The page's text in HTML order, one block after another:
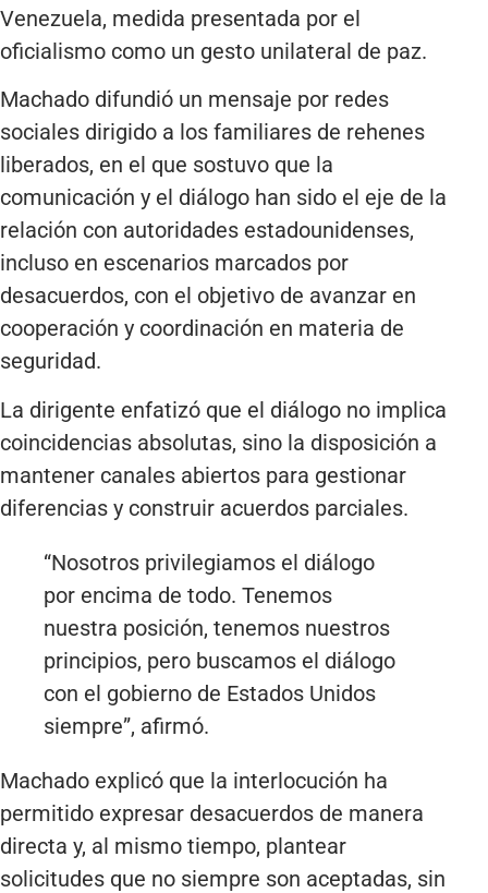
Venezuela, medida presentada por el
oficialismo como un gesto unilateral de paz.
Machado difundió un mensaje por redes
sociales dirigido a los familiares de rehenes
liberados, en el que sostuvo que la
comunicación y el diálogo han sido el eje de la
relación con autoridades estadounidenses,
incluso en escenarios marcados por
desacuerdos, con el objetivo de avanzar en
cooperación y coordinación en materia de
seguridad.
La dirigente enfatizó que el diálogo no implica
coincidencias absolutas, sino la disposición a
mantener canales abiertos para gestionar
diferencias y construir acuerdos parciales.
“Nosotros privilegiamos el diálogo
por encima de todo. Tenemos
nuestra posición, tenemos nuestros
principios, pero buscamos el diálogo
con el gobierno de Estados Unidos
siempre”, afirmó.
Machado explicó que la interlocución ha
permitido expresar desacuerdos de manera
directa y, al mismo tiempo, plantear
solicitudes que no siempre son aceptadas, sin